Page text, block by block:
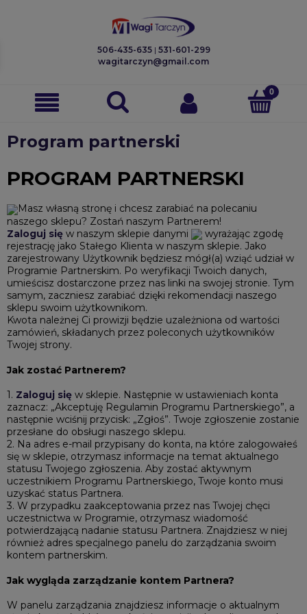
506-435-635 | 531-601-299
wagitarczyn@gmail.com
Program partnerski
PROGRAM PARTNERSKI
Masz własną stronę i chcesz zarabiać na polecaniu
naszego sklepu? Zostań naszym Partnerem!
Zaloguj się w naszym sklepie danymi
wyrażając zgodę
rejestrację jako Stałego Klienta w naszym sklepie. Jako
zarejestrowany Użytkownik będziesz mógł(a) wziąć udział w
Programie Partnerskim. Po weryfikacji Twoich danych,
umieścisz dostarczone przez nas linki na swojej stronie. Tym
samym, zaczniesz zarabiać dzięki rekomendacji naszego
sklepu swoim użytkownikom.
Kwota należnej Ci prowizji będzie uzależniona od wartości
zamówień, składanych przez poleconych użytkowników
Twojej strony.
Jak zostać Partnerem?
1. Zaloguj się w sklepie. Następnie w ustawieniach konta
zaznacz: „Akceptuję Regulamin Programu Partnerskiego”, a
następnie wciśnij przycisk: „Zgłoś”. Twoje zgłoszenie zostanie
przesłane do obsługi naszego sklepu.
2. Na adres e-mail przypisany do konta, na które zalogowałeś
się w sklepie, otrzymasz informacje na temat aktualnego
statusu Twojego zgłoszenia. Aby zostać aktywnym
uczestnikiem Programu Partnerskiego, Twoje konto musi
uzyskać status Partnera.
3. W przypadku zaakceptowania przez nas Twojej chęci
uczestnictwa w Programie, otrzymasz wiadomość
potwierdzającą nadanie statusu Partnera. Znajdziesz w niej
również adres specjalnego panelu do zarządzania swoim
kontem partnerskim.
Jak wygląda zarządzanie kontem Partnera?
W panelu zarządzania znajdziesz informacje o aktualnym